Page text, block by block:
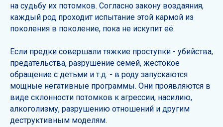
на судьбу их потомков. Согласно закону воздаяния,
каждый род проходит испытание этой кармой из
поколения в поколение, пока не искупит её.
Если предки совершали тяжкие проступки - убийства,
предательства, разрушение семей, жестокое
обращение с детьми и т.д. - в роду запускаются
мощные негативные программы. Они проявляются в
виде склонности потомков к агрессии, насилию,
алкоголизму, разрушению отношений и другим
деструктивным моделям.